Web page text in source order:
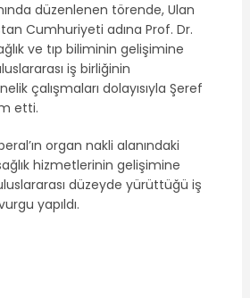
düzenlenen törende, Ulan
Cumhuriyeti adına Prof. Dr.
ve tıp biliminin gelişimine
iş birliğinin
çalışmaları dolayısıyla Şeref
etti.
organ nakli alanındaki
hizmetlerinin gelişimine
düzeyde yürüttüğü iş
yapıldı.